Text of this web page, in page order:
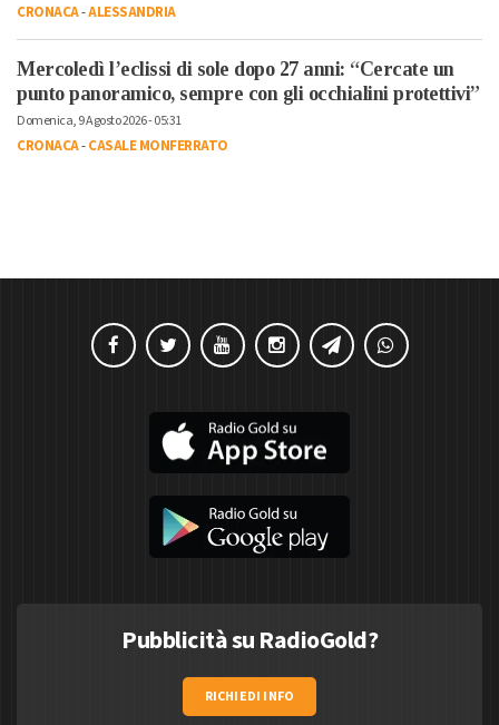
CRONACA-ALESSANDRIA
Mercoledì l’eclissi di sole dopo 27 anni: “Cercate un
punto panoramico, sempre con gli occhialini protettivi”
Domenica, 9 Agosto 2026 - 05:31
CRONACA-CASALE MONFERRATO
Pubblicità su RadioGold?
RICHIEDI INFO